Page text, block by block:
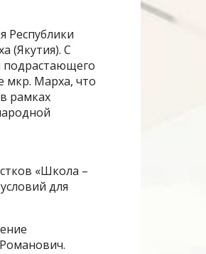
Республики
(Якутия). С
подрастающего
мкр. Марха, что
рамках
«Школа –
для